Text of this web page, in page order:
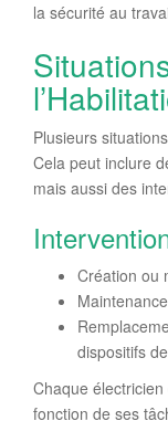
la sécurité au
Plusieurs
Cela peut inclure
mais aussi des
Création ou
dispositifs
Chaque
fonction de ses